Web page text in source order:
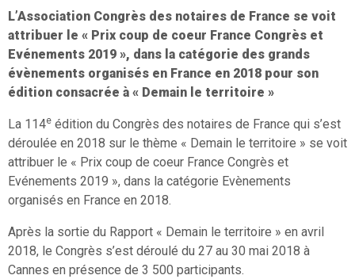
L’Association Congrès des notaires de France se voit
attribuer le « Prix coup de coeur France Congrès et
Evénements 2019 », dans la catégorie des grands
évènements organisés en France en 2018 pour son
édition consacrée à « Demain le territoire »
La 114e édition du Congrès des notaires de France qui s’est
déroulée en 2018 sur le thème « Demain le territoire » se voit
attribuer le « Prix coup de coeur France Congrès et
Evénements 2019 », dans la catégorie Evènements
organisés en France en 2018.
Après la sortie du Rapport « Demain le territoire » en avril
2018, le Congrès s’est déroulé du 27 au 30 mai 2018 à
Cannes en présence de 3 500 participants.